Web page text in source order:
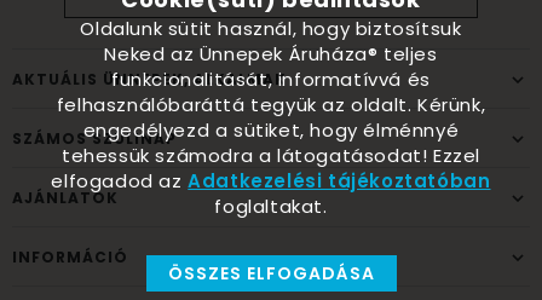
AKTUÁLIS ÜNNEPEK, ALKALMAK
SZÁMOS SZÜLINAP
AJÁNLATOK
INFORMÁCIÓ
Oldalunk sütit használ, hogy biztosítsuk
Neked az Ünnepek Áruháza® teljes
funkcionalitását, informatívvá és
felhasználóbaráttá tegyük az oldalt. Kérünk,
engedélyezd a sütiket, hogy élménnyé
tehessük számodra a látogatásodat! Ezzel
elfogadod azAdatkezelési tájékoztatóban
foglaltakat.
ÖSSZES ELFOGADÁSA